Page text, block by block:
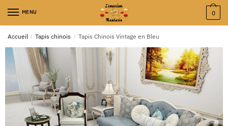
MENU 0
Accueil / Tapis chinois / Tapis Chinois Vintage en Bleu